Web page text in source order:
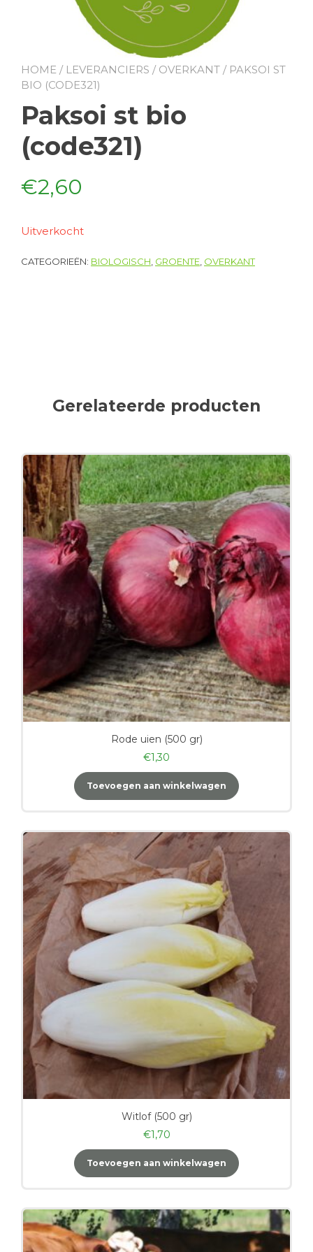
HOME / LEVERANCIERS / OVERKANT / PAKSOI ST
BIO (CODE321)
Paksoi st bio
(code321)
€2,60
Uitverkocht
CATEGORIEËN: BIOLOGISCH GROENTE OVERKANT
Gerelateerde producten
Rode uien (500 gr)
€1,30
Toevoegen aan winkelwagen
Witlof (500 gr)
€1,70
Toevoegen aan winkelwagen